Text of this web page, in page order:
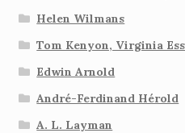
Helen Wilmans
Tom Kenyon, Virginia
Edwin Arnold
André-Ferdinand Hérold
A. L. Layman